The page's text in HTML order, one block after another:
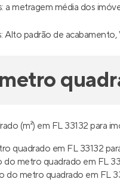
a metragem média dos
Alto padrão de
(m²) em FL 33132 para
quadrado em FL 33132
do metro quadrado em FL
do metro quadrado em FL